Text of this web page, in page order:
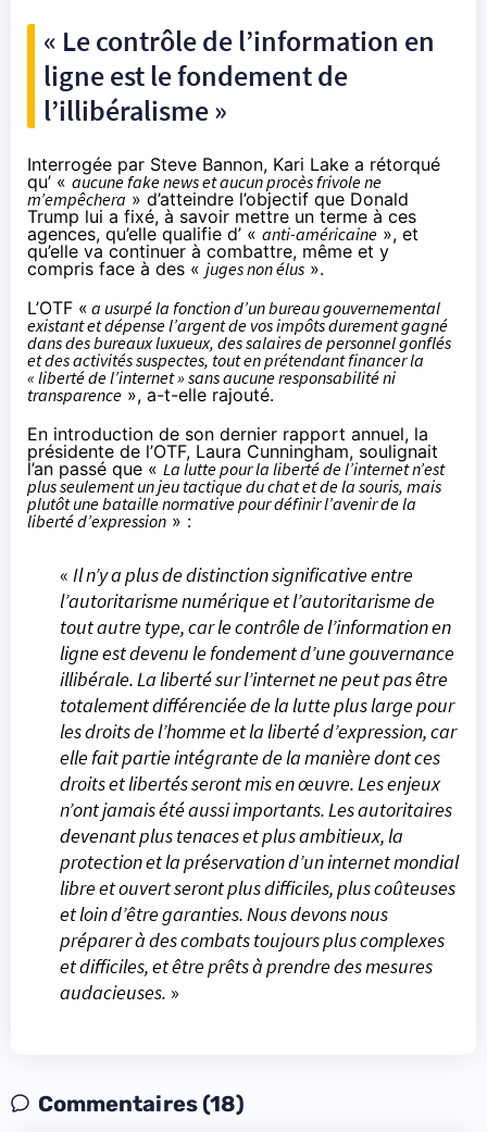
« Le contrôle de l’information en
ligne est le fondement de
l’illibéralisme »
Interrogée par Steve Bannon, Kari Lake a rétorqué
qu’ « aucune fake news et aucun procès frivole ne
m’empêchera » d’atteindre l’objectif que Donald
Trump lui a fixé, à savoir mettre un terme à ces
agences, qu’elle qualifie d’ « anti-américaine », et
qu’elle va continuer à combattre, même et y
compris face à des « juges non élus ».
L’OTF « a usurpé la fonction d’un bureau gouvernemental
existant et dépense l’argent de vos impôts durement gagné
dans des bureaux luxueux, des salaires de personnel gonflés
et des activités suspectes, tout en prétendant financer la
« liberté de l’internet » sans aucune responsabilité ni
transparence », a-t-elle rajouté.
En introduction de son dernier rapport annuel, la
présidente de l’OTF, Laura Cunningham, soulignait
l’an passé que « La lutte pour la liberté de l’internet n’est
plus seulement un jeu tactique du chat et de la souris, mais
plutôt une bataille normative pour définir l’avenir de la
liberté d’expression » :
« Il n’y a plus de distinction significative entre
l’autoritarisme numérique et l’autoritarisme de
tout autre type, car le contrôle de l’information en
ligne est devenu le fondement d’une gouvernance
illibérale. La liberté sur l’internet ne peut pas être
totalement différenciée de la lutte plus large pour
les droits de l’homme et la liberté d’expression, car
elle fait partie intégrante de la manière dont ces
droits et libertés seront mis en œuvre. Les enjeux
n’ont jamais été aussi importants. Les autoritaires
devenant plus tenaces et plus ambitieux, la
protection et la préservation d’un internet mondial
libre et ouvert seront plus difficiles, plus coûteuses
et loin d’être garanties. Nous devons nous
préparer à des combats toujours plus complexes
et difficiles, et être prêts à prendre des mesures
audacieuses. »
Commentaires (18)